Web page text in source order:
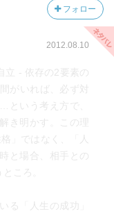
フォロー
2012.08.10
立 - 依存の2要素の
がいれば、必ず対
という考え方で、
き明かす。この理
」ではなく、「人
と場合、相手との
ころ。
る「人生の成功」